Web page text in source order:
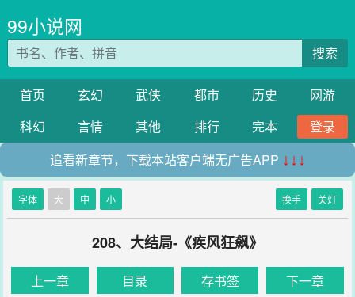
99小说网
搜索
首页 玄幻 武侠 都市 历史
网游
科幻
言情 其他 排行 完本
登录
追看新章节，下载本站客户端无广告APP ↓↓↓
字体 大 中 小 换手 关灯
208、大结局-《疾风狂飙》
上一章 目录 存书签 下一章